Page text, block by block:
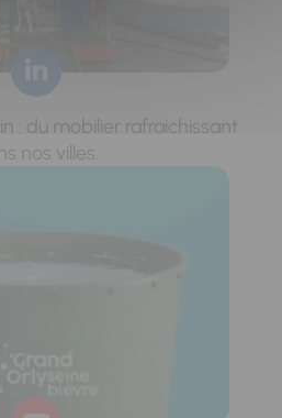
: du mobilier rafraichissant
nos villes.